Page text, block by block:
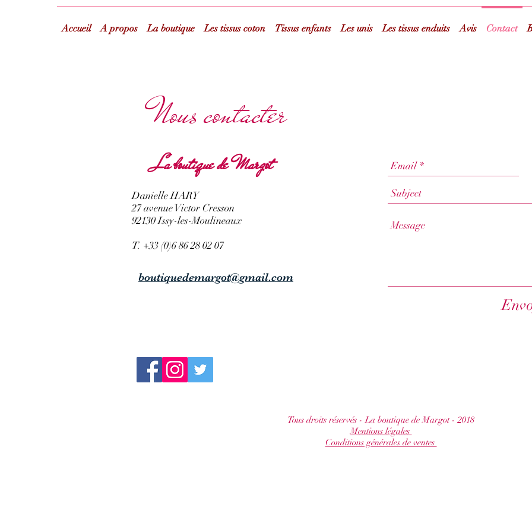
Accueil A propos La boutique Les tissus coton Tissus enfants Les unis Les tissus enduits Avis Contact
Nous contacter
La boutique de Margot
Danielle HARY
27 avenue Victor Cresson
92130 Issy-les-Moulineaux
T. +33 (0)6 86 28 02 07
boutiquedemargot@gmail.com
Tous droits réservés - La boutique de Margot - 2018
Mentions légales
Conditions générales de ventes